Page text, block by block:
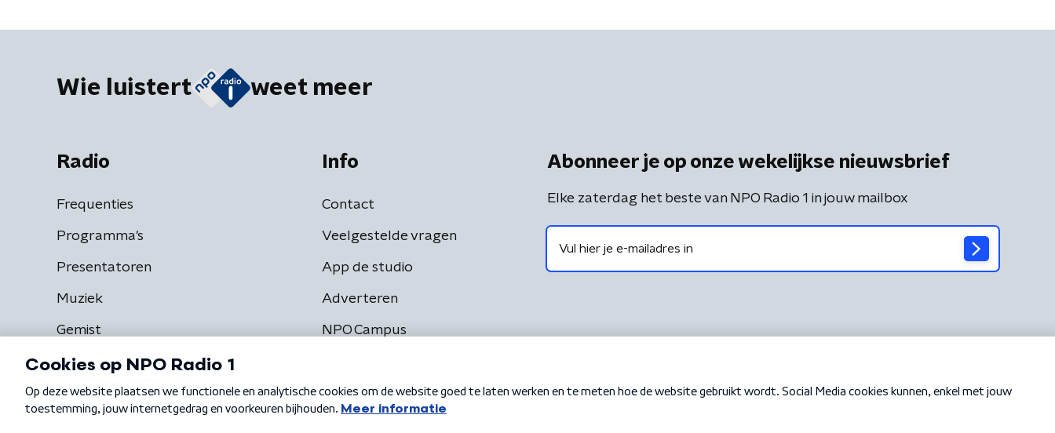
Wie luistert weet meer
Radio
Frequenties
Programma's
Presentatoren
Muziek
Gemist
Info
Contact
Veelgestelde vragen
App de studio
Adverteren
NPO Campus
Abonneer je op onze wekelijkse nieuwsbrief
Elke zaterdag het beste van NPO Radio 1 in jouw mailbox
Algemene voorwaarden Privacybeleid